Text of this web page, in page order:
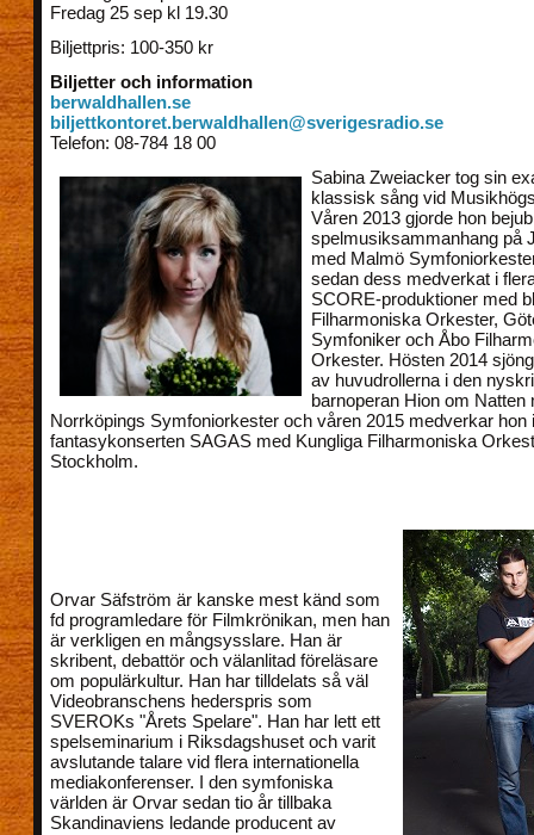
Fredag 25 sep kl 19.30
Biljettpris: 100-350 kr
Biljetter och information
berwaldhallen.se
biljettkontoret.berwaldhallen@sverigesradio.se
Telefon: 08-784 18 00
Sabina Zweiacker tog sin
klassisk sång vid
Våren 2013 gjorde hon
spelmusiksammanhang på
med Malmö
sedan dess medverkat i
SCORE-produktioner med
Filharmoniska Orkester,
Symfoniker och Åbo
Orkester. Hösten 2014
av huvudrollerna i den
barnoperan Hion om Natten
Norrköpings Symfoniorkester och våren 2015 medverkar hon i
fantasykonserten SAGAS med Kungliga Filharmoniska
Stockholm.
Orvar Säfström är kanske mest känd som
fd programledare för Filmkrönikan, men han
är verkligen en mångsysslare. Han är
skribent, debattör och välanlitad föreläsare
om populärkultur. Han har tilldelats så väl
Videobranschens hederspris som
SVEROKs "Årets Spelare". Han har lett ett
spelseminarium i Riksdagshuset och varit
avslutande talare vid flera internationella
mediakonferenser. I den symfoniska
världen är Orvar sedan tio år tillbaka
Skandinaviens ledande producent av